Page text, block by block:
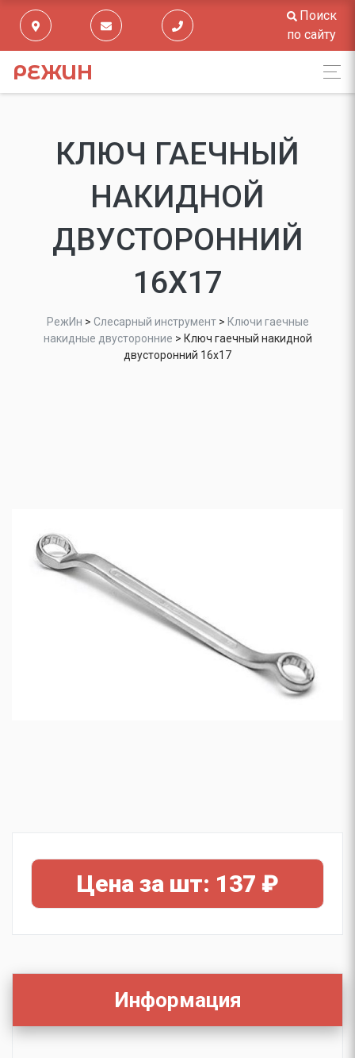
Поиск
по сайту
РЕЖИН
КЛЮЧ ГАЕЧНЫЙ
НАКИДНОЙ
ДВУСТОРОННИЙ
16Х17
РежИн > Слесарный инструмент> Ключи гаечные
накидные двусторонние > Ключ гаечный накидной
двусторонний 16х17
Цена за шт: 137 ₽
Информация